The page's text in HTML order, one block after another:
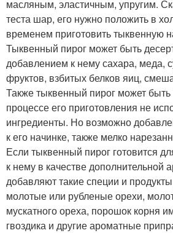
масляным, эластичным, упругим.
теста шар, его нужно положить в
временем приготовить тыквенную
Тыквенный пирог может быть
добавлением к нему сахара, меда,
фруктов, взбитых белков яиц,
Также тыквенный пирог может быть
процессе его приготовления не
ингредиенты. Но возможно
к его начинке, также мелко
Если тыквенный пирог готовится
к нему в качестве дополнительной
добавляют такие специи и
молотые или рубленые орехи,
мускатного ореха, порошок корня
гвоздика и другие ароматные